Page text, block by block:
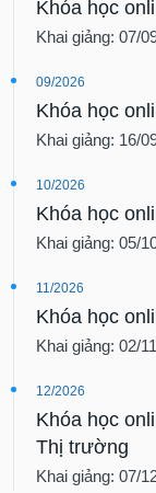
Khóa học
Khai giảng: 07/
09/2026
Khóa học
Khai giảng: 16/
10/2026
Khóa học
Khai giảng: 05/
11/2026
Khóa học
Khai giảng: 02/
12/2026
Khóa học
Thị trường
Khai giảng: 07/